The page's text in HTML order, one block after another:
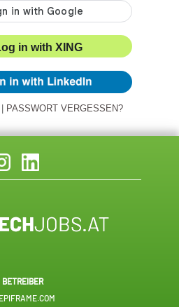
in with XING
PASSWORT VERGESSEN?
BETREIBER